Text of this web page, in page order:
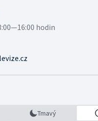
hodin
Tmavý